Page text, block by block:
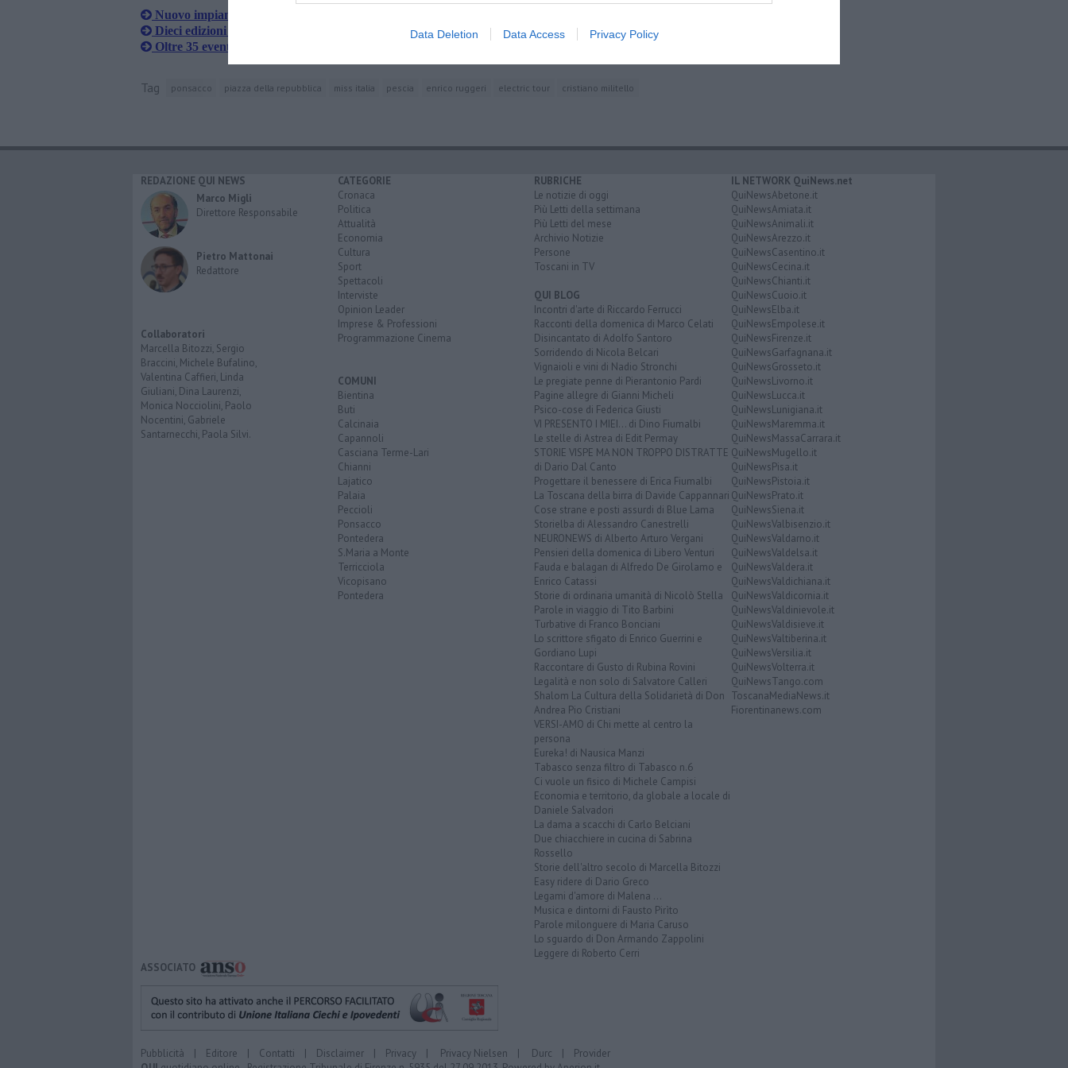
Data Deletion Data Access Privacy Policy
Nuovo impianto audio e luci per l'auditorium
Dieci edizioni per il Chianni Opera Festival
Oltre 35 eventi per l'Estate bientinese
Tag ponsacco piazza della repubblica miss italia pescia enrico ruggeri electric tour cristiano militello
REDAZIONE QUI NEWS
Marco Migli
Direttore Responsabile
Pietro Mattonai
Redattore
Collaboratori
Marcella Bitozzi, Sergio
Braccini, Michele Bufalino,
Valentina Caffieri, Linda
Giuliani, Dina Laurenzi,
Monica Nocciolini, Paolo
Nocentini, Gabriele
Santarnecchi, Paola Silvi.
CATEGORIE
Cronaca
Politica
Attualità
Economia
Cultura
Sport
Spettacoli
Interviste
Opinion Leader
Imprese & Professioni
Programmazione Cinema
COMUNI
Bientina
Buti
Calcinaia
Capannoli
Casciana Terme-Lari
Chianni
Lajatico
Palaia
Peccioli
Ponsacco
Pontedera
S.Maria a Monte
Terricciola
Vicopisano
Pontedera
RUBRICHE
Le notizie di oggi
Più Letti della settimana
Più Letti del mese
Archivio Notizie
Persone
Toscani in TV
QUI BLOG
Incontri d'arte di Riccardo Ferrucci
Racconti della domenica di Marco Celati
Disincantato di Adolfo Santoro
Sorridendo di Nicola Belcari
Vignaioli e vini di Nadio Stronchi
Le pregiate penne di Pierantonio Pardi
Pagine allegre di Gianni Micheli
Psico-cose di Federica Giusti
VI PRESENTO I MIEI... di Dino Fiumalbi
Le stelle di Astrea di Edit Permay
STORIE VISPE MA NON TROPPO DISTRATTE
di Dario Dal Canto
Progettare il benessere di Erica Fiumalbi
La Toscana della birra di Davide Cappannari
Cose strane e posti assurdi di Blue Lama
Storielba di Alessandro Canestrelli
NEURONEWS di Alberto Arturo Vergani
Pensieri della domenica di Libero Venturi
Fauda e balagan di Alfredo De Girolamo e
Enrico Catassi
Storie di ordinaria umanità di Nicolò Stella
Parole in viaggio di Tito Barbini
Turbative di Franco Bonciani
Lo scrittore sfigato di Enrico Guerrini e
Gordiano Lupi
Raccontare di Gusto di Rubina Rovini
Legalità e non solo di Salvatore Calleri
Shalom La Cultura della Solidarietà di Don
Andrea Pio Cristiani
VERSI-AMO di Chi mette al centro la
persona
Eureka! di Nausica Manzi
Tabasco senza filtro di Tabasco n.6
Ci vuole un fisico di Michele Campisi
Economia e territorio, da globale a locale di
Daniele Salvadori
La dama a scacchi di Carlo Belciani
Due chiacchiere in cucina di Sabrina
Rossello
Storie dell'altro secolo di Marcella Bitozzi
Easy ridere di Dario Greco
Legami d'amore di Malena ...
Musica e dintorni di Fausto Pirìto
Parole milonguere di Maria Caruso
Lo sguardo di Don Armando Zappolini
Leggere di Roberto Cerri
IL NETWORK QuiNews.net
QuiNewsAbetone.it
QuiNewsAmiata.it
QuiNewsAnimali.it
QuiNewsArezzo.it
QuiNewsCasentino.it
QuiNewsCecina.it
QuiNewsChianti.it
QuiNewsCuoio.it
QuiNewsElba.it
QuiNewsEmpolese.it
QuiNewsFirenze.it
QuiNewsGarfagnana.it
QuiNewsGrosseto.it
QuiNewsLivorno.it
QuiNewsLucca.it
QuiNewsLunigiana.it
QuiNewsMaremma.it
QuiNewsMassaCarrara.it
QuiNewsMugello.it
QuiNewsPisa.it
QuiNewsPistoia.it
QuiNewsPrato.it
QuiNewsSiena.it
QuiNewsValbisenzio.it
QuiNewsValdarno.it
QuiNewsValdelsa.it
QuiNewsValdera.it
QuiNewsValdichiana.it
QuiNewsValdicornia.it
QuiNewsValdinievole.it
QuiNewsValdisieve.it
QuiNewsValtiberina.it
QuiNewsVersilia.it
QuiNewsVolterra.it
QuiNewsTango.com
ToscanaMediaNews.it
Fiorentinanews.com
ASSOCIATO
Pubblicità | Editore | Contatti | Disclaimer | Privacy | Privacy Nielsen | Durc | Provider